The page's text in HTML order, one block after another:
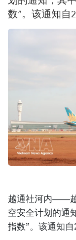
数”。该通知自
越通社河内——
空安全计划的通
指数”。该通知自